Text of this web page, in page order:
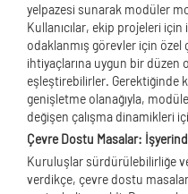
yelpazesi sunarak modüler
Kullanıcılar, ekip projeleri
odaklanmış görevler için özel
ihtiyaçlarına uygun bir düzen
eşleştirebilirler. Gerektiğinde
genişletme olanağıyla,
değişen çalışma dinamikleri
Çevre Dostu Masalar:
Kuruluşlar sürdürülebilirliğe
verdikçe, çevre dostu